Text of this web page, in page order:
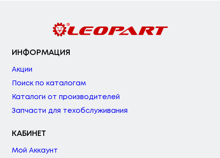
ИНФОРМАЦИЯ
Акции
Поиск по каталогам
Каталоги от производителей
Запчасти для техобслуживания
КАБИНЕТ
Мой Аккаунт